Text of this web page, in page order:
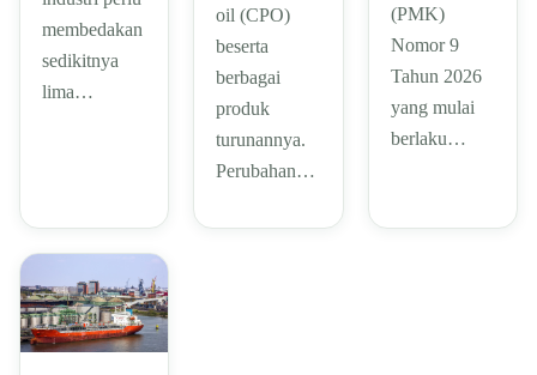
membedakan
sedikitnya
lima…
oil (CPO)
beserta
berbagai
produk
turunannya.
Perubahan…
(PMK)
Nomor 9
Tahun 2026
yang mulai
berlaku…